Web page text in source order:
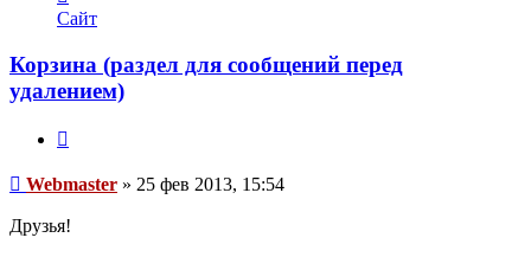
информация
пользователя
Webmaster
Сайт
Корзина (раздел для сообщений перед
удалением)
Сообщение
Webmaster » 25 фев 2013, 15:54
Друзья!